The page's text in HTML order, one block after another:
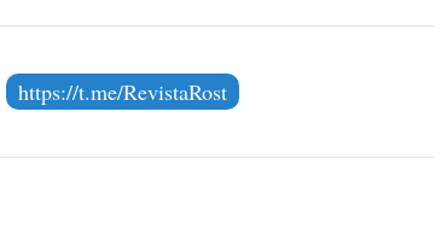
https://t.me/RevistaRost